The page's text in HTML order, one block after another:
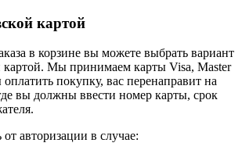
картой
в корзине вы можете выбрать вариант
картой. Мы принимаем карты Visa, Master
покупку, вас перенаправит на
вы должны ввести номер карты, срок
авторизации в случае: